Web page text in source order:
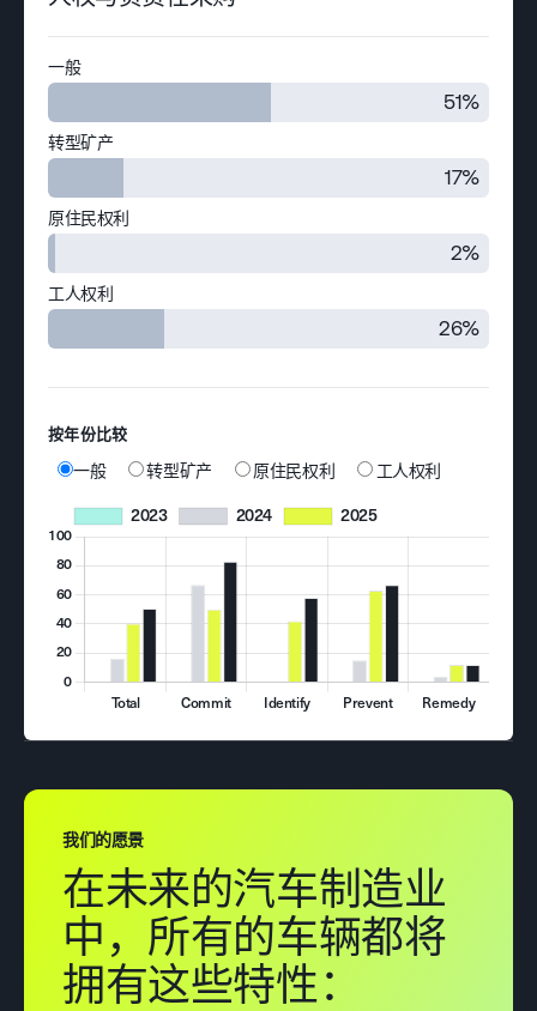
一般
51%
转型矿产
17%
原住民权利
2%
工人权利
26%
按年份比较
一般
转型矿产 原住民权利 工人权利
我们的愿景
在未来的汽车制造业
中，所有的车辆都将
拥有这些特性：